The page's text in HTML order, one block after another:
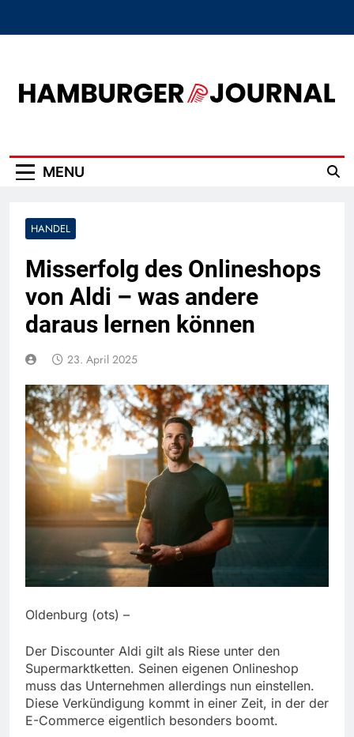
MENU
HANDEL
Misserfolg des Onlineshops
von Aldi – was andere
daraus lernen können
23. April 2025
Oldenburg (ots) –
Der Discounter Aldi gilt als Riese unter den
Supermarktketten. Seinen eigenen Onlineshop
muss das Unternehmen allerdings nun einstellen.
Diese Verkündigung kommt in einer Zeit, in der der
E-Commerce eigentlich besonders boomt.